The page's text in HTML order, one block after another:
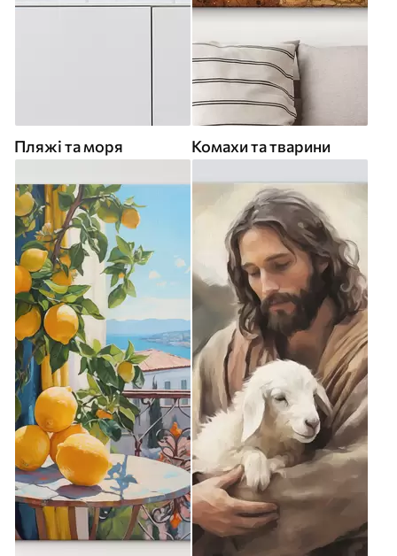
Пляжі та моря Комахи та тварини